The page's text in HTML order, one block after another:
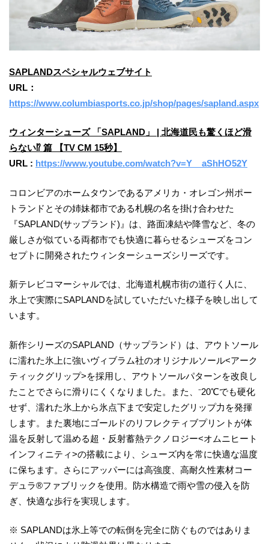
SAPLANDスペシャルウェブサイト
URL：
https://www.columbiasports.co.jp/shop/pages/sapland.aspx
ウィンターシューズ 「SAPLAND」 | 北海道民も驚くほど滑
らない⁉ 篇 【TV CM 15秒】
URL : https://www.youtube.com/watch?v=Y__aShHO52Y
コロンビアのホームタウンであるアメリカ・オレゴン州ポー
トランドとその姉妹都市である札幌の名を掛け合わせた
『SAPLAND(サップランド)』は、路面凍結や降雪など、冬の
厳しさが似ている両都市でも快適に暮らせるシューズをコン
セプトに開発されたウィンターシューズシリーズです。
新テレビコマーシャルでは、北海道札幌市街の道行く人に、
氷上で実際にSAPLANDを試していただいた様子を映し出して
います。
新作シリーズのSAPLAND（サップランド）は、アウトソール
に濡れた氷上に強いヴィブラム社のオリジナルソール<アーク
ティックグリップ>を採用し、アウトソールパターンを改良し
たことでさらに滑りにくくなりました。また、⁻20℃でも硬化
せず、濡れた氷上から氷点下まで安定したグリップ力を発揮
します。また裏地にゴールドのリフレクティブプリントが体
温を反射して温める超・反射蓄熱テクノロジー<オムニヒート
インフィニティ>の搭載により、シューズ内を常に快適な温度
に保ちます。さらにアッパーには高強度、高耐久性素材コー
デュラ®ファブリックを使用。防水構造で雨や雪の侵入を防
ぎ、快適な歩行を実現します。
※ SAPLANDは氷上等での転倒を完全に防ぐものではありま